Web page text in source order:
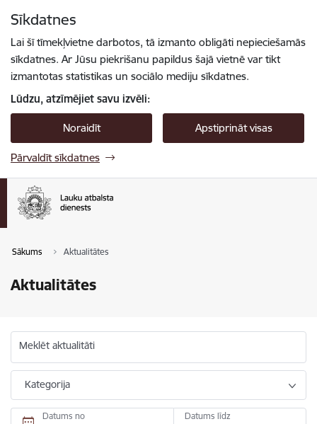
Sīkdatnes
Lai šī tīmekļvietne darbotos, tā izmanto obligāti nepieciešamās
sīkdatnes. Ar Jūsu piekrišanu papildus šajā vietnē var tikt
izmantotas statistikas un sociālo mediju sīkdatnes.
Lūdzu, atzīmējiet savu izvēli:
Noraidīt Apstiprināt visas
Pārvaldīt sīkdatnes
Sākums Aktualitātes
Aktualitātes
Meklēt aktualitāti
Kategorija
Datums no Datums līdz